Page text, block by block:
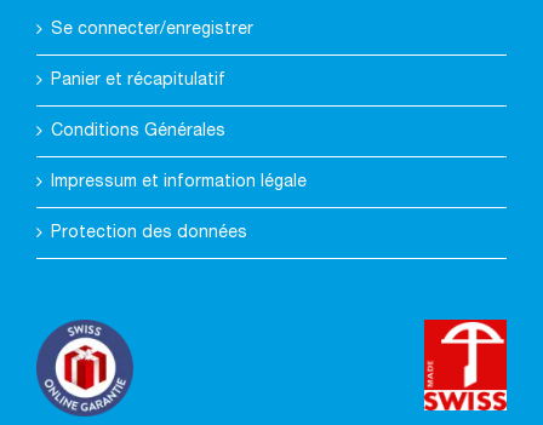
Se connecter/enregistrer
Panier et récapitulatif
Conditions Générales
Impressum et information légale
Protection des données